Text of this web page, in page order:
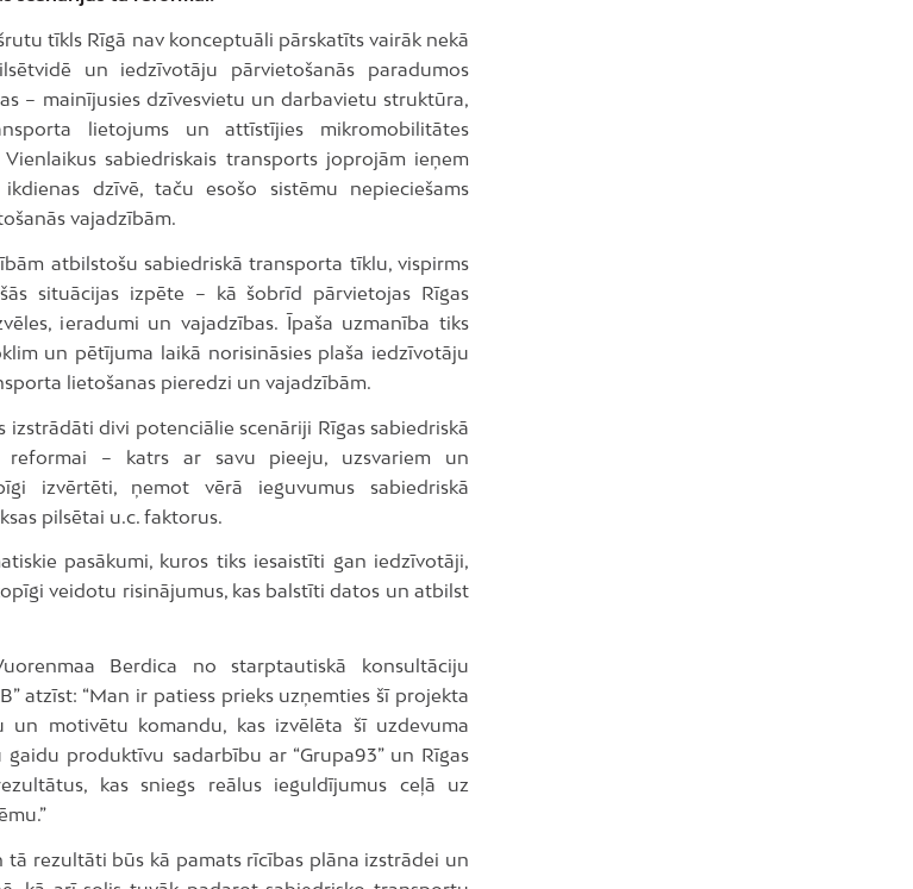
tīkls Rīgā nav konceptuāli pārskatīts vairāk nekā
un iedzīvotāju pārvietošanās paradumos
– mainījusies dzīvesvietu un darbavietu struktūra,
lietojums un attīstījies mikromobilitātes
sabiedriskais transports joprojām ieņem
dzīvē, taču esošo sistēmu nepieciešams
vajadzībām.
atbilstošu sabiedriskā transporta tīklu, vispirms
situācijas izpēte – kā šobrīd pārvietojas Rīgas
ieradumi un vajadzības. Īpaša uzmanība tiks
un pētījuma laikā norisināsies plaša iedzīvotāju
lietošanas pieredzi un vajadzībām.
izstrādāti divi potenciālie scenāriji Rīgas sabiedriskā
reformai – katrs ar savu pieeju, uzsvariem un
izvērtēti, ņemot vērā ieguvumus sabiedriskā
pilsētai u.c. faktorus.
pasākumi, kuros tiks iesaistīti gan iedzīvotāji,
veidotu risinājumus, kas balstīti datos un atbilst
Berdica no starptautiskā konsultāciju
atzīst: “Man ir patiess prieks uzņemties šī projekta
un motivētu komandu, kas izvēlēta šī uzdevuma
produktīvu sadarbību ar “Grupa93” un Rīgas
kas sniegs reālus ieguldījumus ceļā uz
tā rezultāti būs kā pamats rīcības plāna izstrādei un